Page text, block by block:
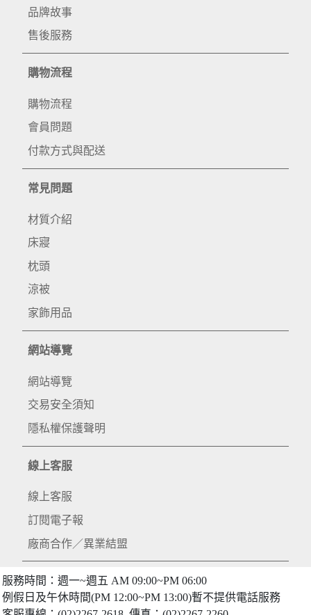
品牌故事
售後服務
購物流程
購物流程
會員問題
付款方式與配送
常見問題
材質介紹
床寢
枕頭
涼被
家飾用品
網站導覽
網站導覽
交易安全須知
隱私權保護聲明
線上客服
線上客服
訂閱電子報
廠商合作／異業結盟
服務時間：週一~週五 AM 09:00~PM 06:00
例假日及午休時間(PM 12:00~PM 13:00)暫不提供電話服務